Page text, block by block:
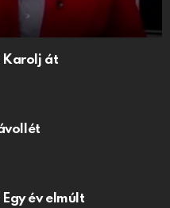
Karolj át
Egy év elmúlt